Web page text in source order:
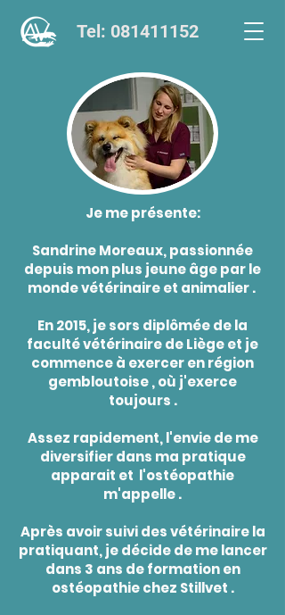
Tel: 081411152
Je me présente:
Sandrine Moreaux, passionnée
depuis mon plus jeune âge par le
monde vétérinaire et animalier .
En 2015, je sors diplômée de la
faculté vétérinaire de Liège et je
commence à exercer en région
gembloutoise , où j'exerce
toujours .
Assez rapidement, l'envie de me
diversifier dans ma pratique
apparait et l'ostéopathie
m'appelle .
Après avoir suivi des vétérinaire la
pratiquant, je décide de me lancer
dans 3 ans de formation en
ostéopathie chez Stillvet .